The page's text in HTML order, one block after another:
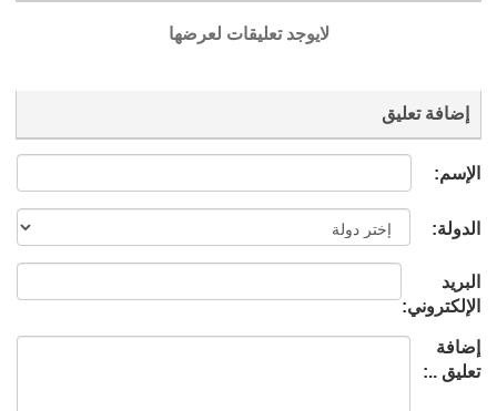
لايوجد تعليقات لعرضها
إضافة تعليق
الإسم:
الدولة:
البريد
الإلكتروني:
إضافة
تعليق ..: